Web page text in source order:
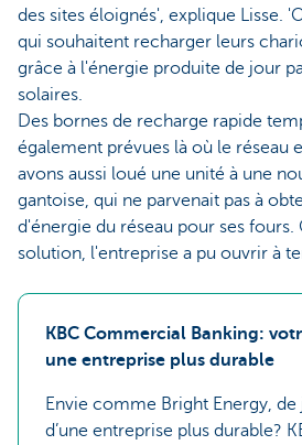
des sites éloignés', explique Lisse.
qui souhaitent recharger leurs
grâce à l'énergie produite de jour
solaires.
Des bornes de recharge rapide
également prévues là où le réseau
avons aussi loué une unité à une
gantoise, qui ne parvenait pas à
d'énergie du réseau pour ses fours.
solution, l'entreprise a pu ouvrir à
KBC Commercial Banking:
une entreprise plus durable
Envie comme Bright Energy,
d’une entreprise plus durable?